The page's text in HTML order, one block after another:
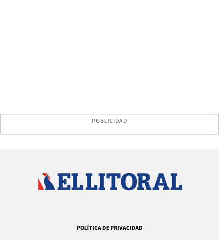
PUBLICIDAD
POLÍTICA DE PRIVACIDAD